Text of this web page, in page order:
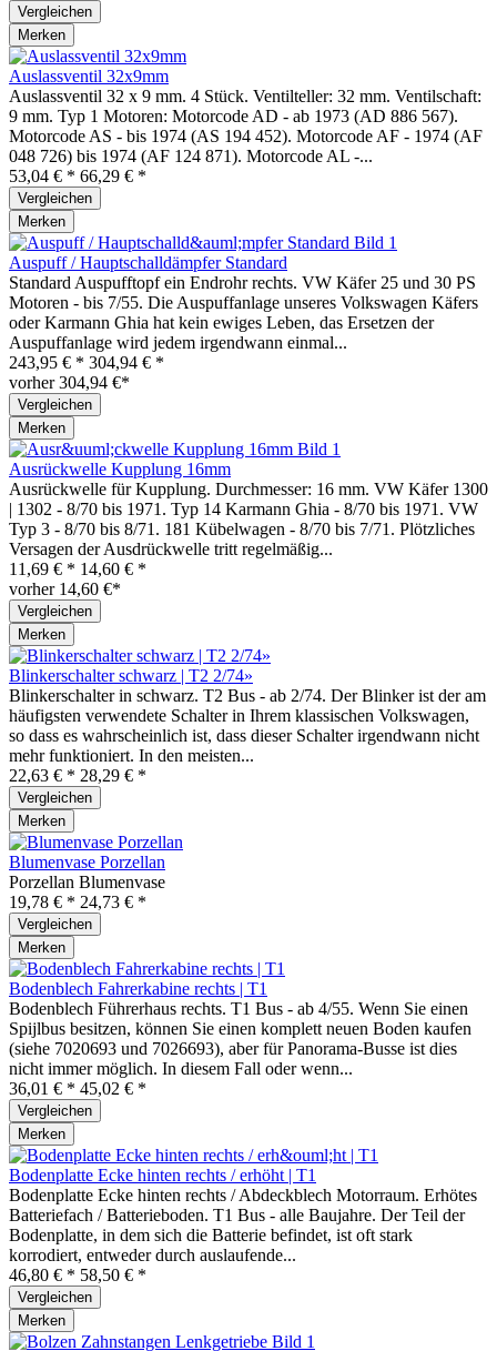
Vergleichen
Merken
Auslassventil 32x9mm
Auslassventil 32 x 9 mm. 4 Stück. Ventilteller: 32 mm. Ventilschaft:
9 mm. Typ 1 Motoren: Motorcode AD - ab 1973 (AD 886 567).
Motorcode AS - bis 1974 (AS 194 452). Motorcode AF - 1974 (AF
048 726) bis 1974 (AF 124 871). Motorcode AL -...
53,04 € * 66,29 € *
Vergleichen
Merken
Auspuff / Hauptschalldämpfer Standard
Standard Auspufftopf ein Endrohr rechts. VW Käfer 25 und 30 PS
Motoren - bis 7/55. Die Auspuffanlage unseres Volkswagen Käfers
oder Karmann Ghia hat kein ewiges Leben, das Ersetzen der
Auspuffanlage wird jedem irgendwann einmal...
243,95 € * 304,94 € *
vorher 304,94 €*
Vergleichen
Merken
Ausrückwelle Kupplung 16mm
Ausrückwelle für Kupplung. Durchmesser: 16 mm. VW Käfer 1300
| 1302 - 8/70 bis 1971. Typ 14 Karmann Ghia - 8/70 bis 1971. VW
Typ 3 - 8/70 bis 8/71. 181 Kübelwagen - 8/70 bis 7/71. Plötzliches
Versagen der Ausdrückwelle tritt regelmäßig...
11,69 € * 14,60 € *
vorher 14,60 €*
Vergleichen
Merken
Blinkerschalter schwarz | T2 2/74»
Blinkerschalter in schwarz. T2 Bus - ab 2/74. Der Blinker ist der am
häufigsten verwendete Schalter in Ihrem klassischen Volkswagen,
so dass es wahrscheinlich ist, dass dieser Schalter irgendwann nicht
mehr funktioniert. In den meisten...
22,63 € * 28,29 € *
Vergleichen
Merken
Blumenvase Porzellan
Porzellan Blumenvase
19,78 € * 24,73 € *
Vergleichen
Merken
Bodenblech Fahrerkabine rechts | T1
Bodenblech Führerhaus rechts. T1 Bus - ab 4/55. Wenn Sie einen
Spijlbus besitzen, können Sie einen komplett neuen Boden kaufen
(siehe 7020693 und 7026693), aber für Panorama-Busse ist dies
nicht immer möglich. In diesem Fall oder wenn...
36,01 € * 45,02 € *
Vergleichen
Merken
Bodenplatte Ecke hinten rechts / erhöht | T1
Bodenplatte Ecke hinten rechts / Abdeckblech Motorraum. Erhötes
Batteriefach / Batterieboden. T1 Bus - alle Baujahre. Der Teil der
Bodenplatte, in dem sich die Batterie befindet, ist oft stark
korrodiert, entweder durch auslaufende...
46,80 € * 58,50 € *
Vergleichen
Merken